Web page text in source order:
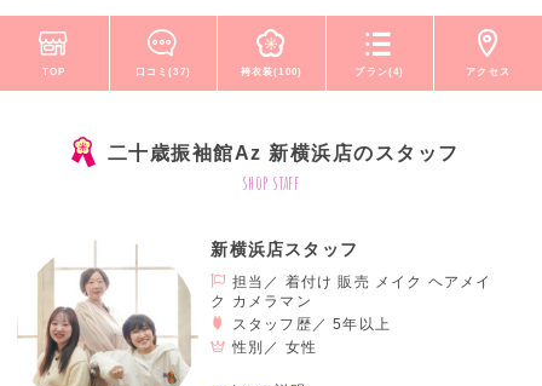
TOP 口コミ(37) 袴衣装(100) プラン(4) アクセス
二十歳振袖館Az 新横浜店のスタッフ
shop staff
新横浜店スタッフ
担当／ 着付け 販売 メイク ヘアメイ
ク カメラマン
スタッフ歴／ 5年以上
性別／ 女性